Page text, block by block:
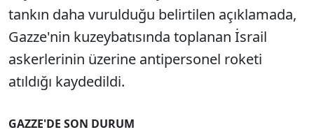
tankın daha vurulduğu belirtilen açıklamada,
Gazze'nin kuzeybatısında toplanan İsrail
askerlerinin üzerine antipersonel roketi
atıldığı kaydedildi.
GAZZE'DE SON DURUM